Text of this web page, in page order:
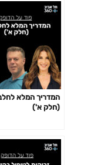
המדריך המלא
(חלק א')